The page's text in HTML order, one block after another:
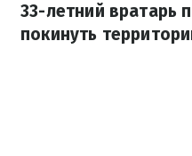
33-летний вратарь
покинуть